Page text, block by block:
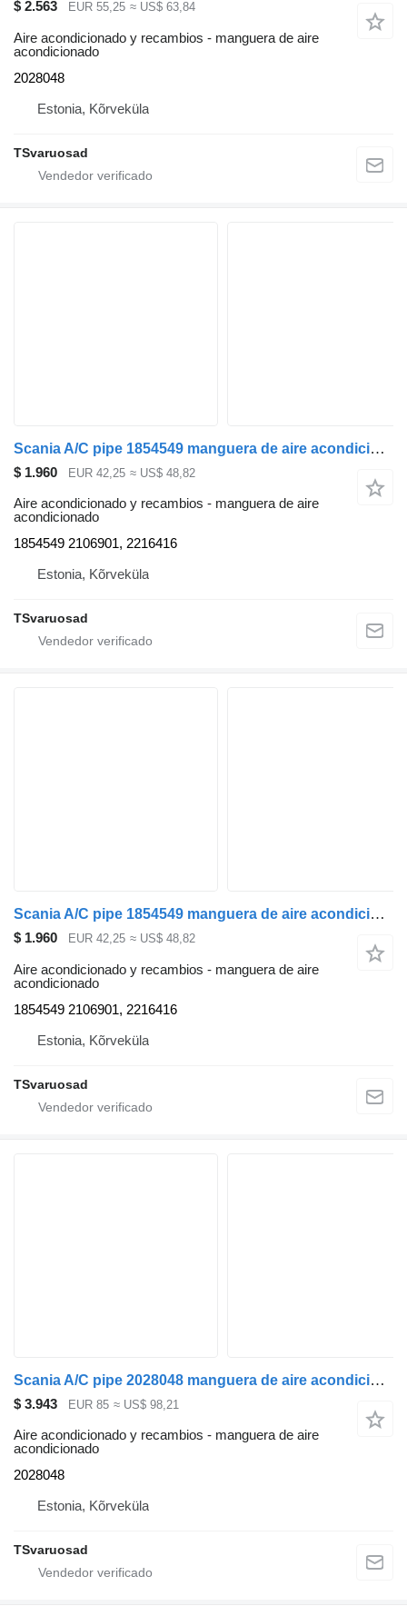
$ 2.563 EUR 55,25 ≈ US$ 63,84
Aire acondicionado y recambios - manguera de aire
acondicionado
2028048
Estonia, Kõrveküla
TSvaruosad
Scania A/C pipe 1854549 manguera de aire acondicionado para Scania R440 cabeza tractora
$ 1.960 EUR 42,25 ≈ US$ 48,82
Aire acondicionado y recambios - manguera de aire
acondicionado
1854549 2106901, 2216416
Estonia, Kõrveküla
TSvaruosad
Scania A/C pipe 1854549 manguera de aire acondicionado para Scania R440 cabeza tractora
$ 1.960 EUR 42,25 ≈ US$ 48,82
Aire acondicionado y recambios - manguera de aire
acondicionado
1854549 2106901, 2216416
Estonia, Kõrveküla
TSvaruosad
Scania A/C pipe 2028048 manguera de aire acondicionado para Scania R440 cabeza tractora
$ 3.943 EUR 85 ≈ US$ 98,21
Aire acondicionado y recambios - manguera de aire
acondicionado
2028048
Estonia, Kõrveküla
TSvaruosad